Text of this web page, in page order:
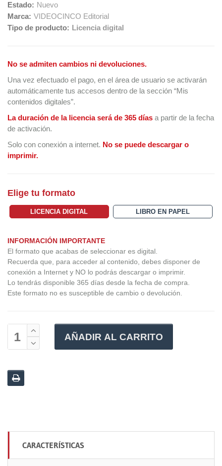
Estado: Nuevo
Marca: VIDEOCINCO Editorial
Tipo de producto: Licencia digital
No se admiten cambios ni devoluciones.
Una vez efectuado el pago, en el área de usuario se activarán
automáticamente tus accesos dentro de la sección “Mis
contenidos digitales”.
La duración de la licencia será de 365 días a partir de la fecha
de activación.
Solo con conexión a internet. No se puede descargar o
imprimir.
Elige tu formato
LICENCIA DIGITAL LIBRO EN PAPEL
INFORMACIÓN IMPORTANTE
El formato que acabas de seleccionar es digital.
Recuerda que, para acceder al contenido, debes disponer de
conexión a Internet y NO lo podrás descargar o imprimir.
Lo tendrás disponible 365 días desde la fecha de compra.
Este formato no es susceptible de cambio o devolución.
AÑADIR AL CARRITO
CARACTERÍSTICAS